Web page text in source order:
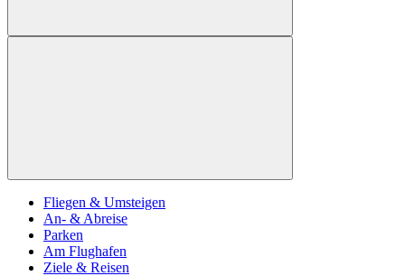
Fliegen & Umsteigen
An- & Abreise
Parken
Am Flughafen
Ziele & Reisen